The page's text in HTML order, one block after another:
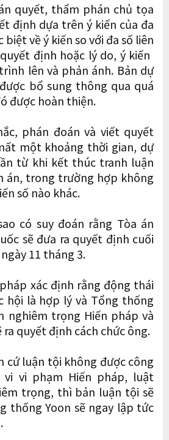
quyết, thẩm phán chủ tọa
định dựa trên ý kiến ​​của đa
biệt về ý kiến ​​so với đa số liên
định hoặc lý do, ý kiến
lên và phản ánh. Bản dự
bổ sung thông qua quá
được hoàn thiện.
phán đoán và viết quyết
một khoảng thời gian, dự
từ khi kết thúc tranh luận
án, trong trường hợp không
số nào khác.
có suy đoán rằng Tòa án
sẽ đưa ra quyết định cuối
11 tháng 3.
xác định rằng động thái
hội là hợp lý và Tổng thống
nghiêm trọng Hiến pháp và
quyết định cách chức ông.
cứ luận tội không được công
vi vi phạm Hiến pháp, luật
trọng, thì bản luận tội sẽ
thống Yoon sẽ ngay lập tức